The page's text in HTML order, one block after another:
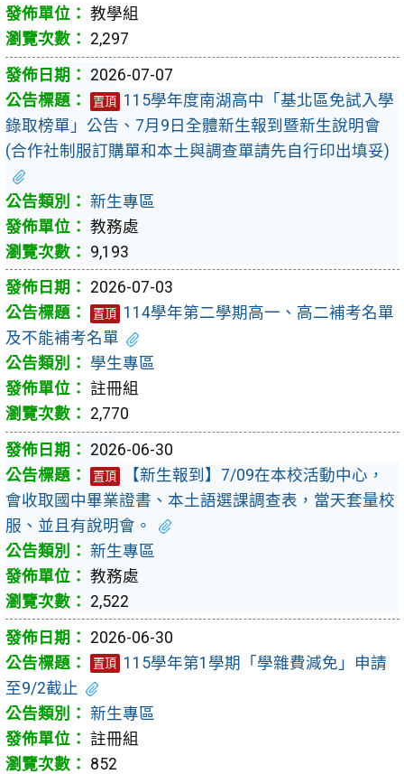
教學組
2,297
2026-07-07
置頂 115學年度南湖高中「基北區免試入學
錄取榜單」公告、7月9日全體新生報到暨新生說明會
(合作社制服訂購單和本土與調查單請先自行印出填妥)
新生專區
教務處
9,193
2026-07-03
置頂 114學年第二學期高一、高二補考名單
及不能補考名單
學生專區
註冊組
2,770
2026-06-30
置頂
【新生報到】7/09在本校活動中心，
會收取國中畢業證書、本土語選課調查表，當天套量校
服、並且有說明會。
新生專區
教務處
2,522
2026-06-30
置頂 115學年第1學期「學雜費減免」申請
至9/2截止
新生專區
註冊組
852